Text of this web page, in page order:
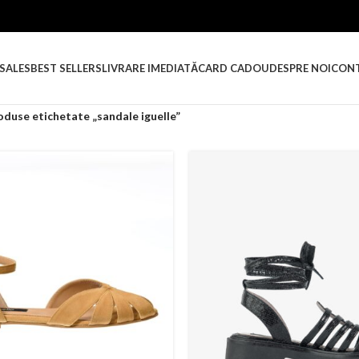
BEST SELLERSLIVRARE IMEDIATĂCARD CADOUDESPRE NOI
etichetate „sandale iguelle”